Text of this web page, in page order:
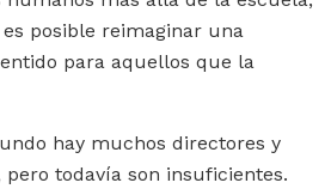
posible reimaginar una
para aquellos que la
hay muchos directores y
todavía son insuficientes.